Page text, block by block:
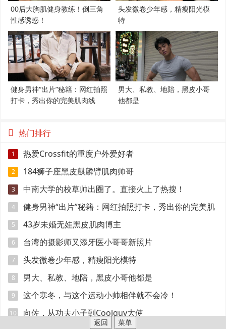
00后大胸肌健身教练！倒三角
性感诱惑！
头发微卷少年感，精瘦阳光模
特
健身男神“出片”秘籍：网红拍照
打卡，秀出你的完美肌肉线
男大、私教、地陪，黑皮小哥
他都是
热门排行
1 热爱Crossfit的重度户外爱好者
2 184狮子座黑皮麒麟臂肌肉帅哥
3 中南大学的校草帅出圈了。直接火上了热搜！
4
健身男神“出片”秘籍：网红拍照打卡，秀出你的完美肌
肉线条！
5 43岁未婚无娃黑皮肌肉博主
6 台湾的摄影师又添牙医小哥哥新照片
7 头发微卷少年感，精瘦阳光模特
8 男大、私教、地陪，黑皮小哥他都是
9 这个寒冬，与这个运动小帅相伴就不会冷！
10 向佐，从功夫小子到Coolguy大使
返回 菜单